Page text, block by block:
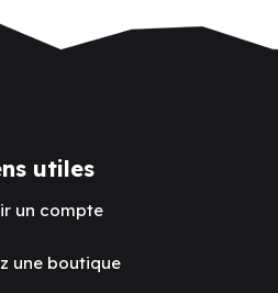
utiles
un compte
une boutique